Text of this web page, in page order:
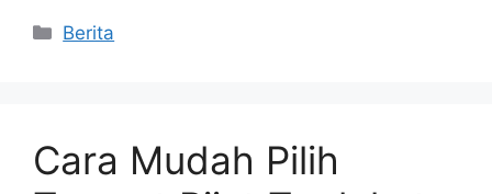
Categories
Berita
Cara Mudah Pilih